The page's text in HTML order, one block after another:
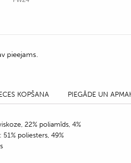
pieejams.
KOPŠANA PIEGĀDE UN
22% poliamīds, 4%
poliesters, 49%